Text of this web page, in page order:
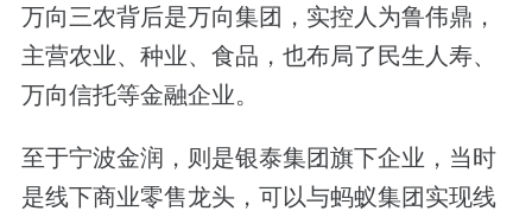
万向三农背后是万向集团，实控人为鲁伟鼎，
主营农业、种业、食品，也布局了民生人寿、
万向信托等金融企业。
至于宁波金润，则是银泰集团旗下企业，当时
是线下商业零售龙头，可以与蚂蚁集团实现线